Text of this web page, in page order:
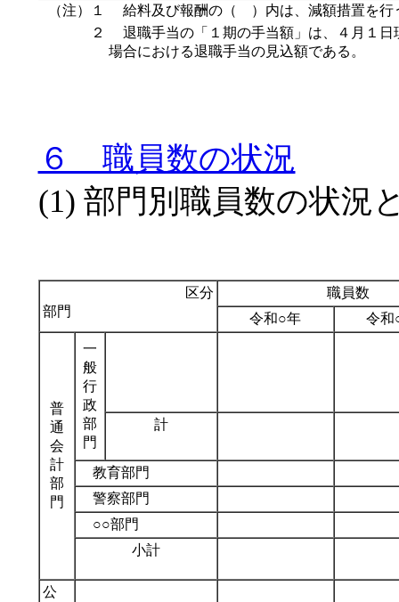
（注）１
給料及び報酬の（ ）内は、減額措置を行
２
退職手当の「１期の手当額」は、４月１日
場合における退職手当の見込額である。
６ 職員数の状況
(1) 部門別職員数の状況
区分
部門
職員数
令和○年
令和
普
通
会
計
部
門
一
般
行
政
部
門
計
教育部門
警察部門
○○部門
小計
公